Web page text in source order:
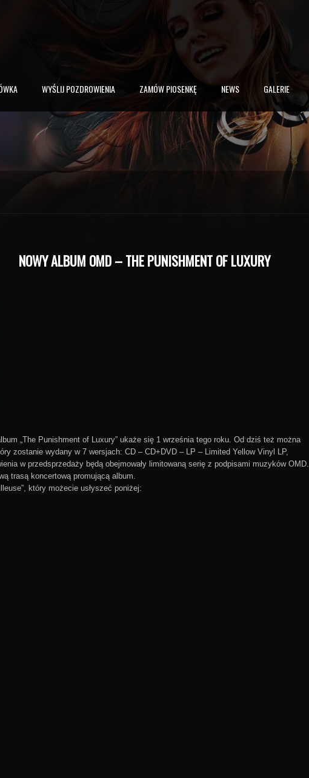
WYŚLIJ POZDROWIENIA ZAMÓW PIOSENKĘ NEWS GALERIE
NOWY ALBUM OMD – THE PUNISHMENT OF LUXURY
„The Punishment of Luxury” ukaże się 1 września tego roku. Od dziś też można
zostanie wydany w 7 wersjach: CD – CD+DVD – LP – Limited Yellow Vinyl LP,
w przedsprzedaży będą obejmowały limitowaną serię z podpisami muzyków OMD.
trasą koncertową promującą album.
który możecie usłyszeć poniżej: